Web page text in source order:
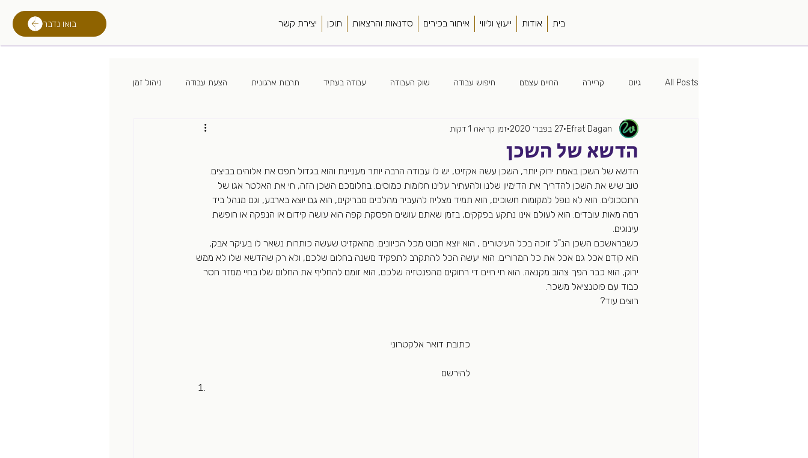
בואו נדבר בית אודות ייעוץ וליווי איתור בכירים סדנאות והרצאות תוכן יצירת קשר
All Posts גיוס קריירה החיים עצמם חיפוש עבודה שוק העבודה עבודה בעתיד תרבות ארגונית הצעת עבודה ניהול זמן
האישה הטובה פוליטיקה ארגונית חווית מועמד מיתון
פודקאסט עבודה מרחוק צמיחה מואצת
מקורות גיוס
הדשא של השכן
Efrat Dagan 27 בפבר׳ 2020 זמן קריאה 1 דקות
הדשא של השכן באמת ירוק יותר, השכן עשה אקזיט, יש לו עבודה הרבה יותר מעניינת והוא בגדול תפס את אלוהים בביצים.
טוב שיש את השכן להדריך את הדימיון שלנו ולהעתיר עלינו חלומות כמוסים. בחלומכם השכן הזה, חי את האלטר אגו של
התסכולים. הוא לא נופל למקומות חשוכים, הוא תמיד מצליח להעביר מהלכים מבריקים, הוא גם יוצא בארבע, וגם מנהל ביד
רמה מאות עובדים. הוא לעולם אינו נתקע בפקקים, בזמן שאתם עושים הפסקת קפה הוא עושה קידום או הנפקה או חופשת
עינוגים.
כשבראשכם השכן הנ"ל זוכה בכל העיטורים , הוא יוצא חבוט מכל הכיוונים. מהאקזיט שעשה כותרות נשאר לו בעיקר אבק,
הוא קודם אכל גם אכל את כל המרורים. הוא יעשה הכל להתקרב לתפקיד משנה בחלום שלכם, ולא רק שהדשא שלו לא ממש
ירוק, הוא כבר הפך צהוב מקנאה. הוא חי חיים די רחוקים מהפנטזיה שלכם, הוא זומם להחליף את החלום שלו בחיי ממזר חסר
כבוד עם פוטנציאל משכר.
רוצים עוד?